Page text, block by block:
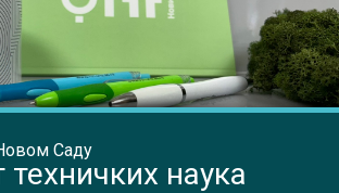
Саду
техничких наука